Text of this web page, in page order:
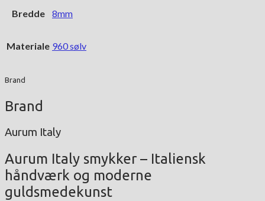
Bredde 8mm
Materiale 960 sølv
Brand
Brand
Aurum Italy
Aurum Italy smykker – Italiensk
håndværk og moderne
guldsmedekunst